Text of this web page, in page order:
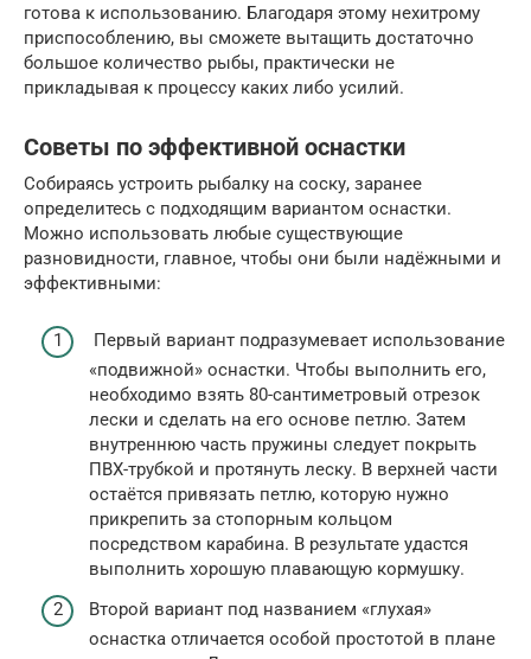
готова к использованию. Благодаря этому нехитрому
приспособлению, вы сможете вытащить достаточно
большое количество рыбы, практически не
прикладывая к процессу каких либо усилий.
Советы по эффективной оснастки
Собираясь устроить рыбалку на соску, заранее
определитесь с подходящим вариантом оснастки.
Можно использовать любые существующие
разновидности, главное, чтобы они были надёжными и
эффективными:
Первый вариант подразумевает использование
«подвижной» оснастки. Чтобы выполнить его,
необходимо взять 80-сантиметровый отрезок
лески и сделать на его основе петлю. Затем
внутреннюю часть пружины следует покрыть
ПВХ-трубкой и протянуть леску. В верхней части
остаётся привязать петлю, которую нужно
прикрепить за стопорным кольцом
посредством карабина. В результате удастся
выполнить хорошую плавающую кормушку.
Второй вариант под названием «глухая»
оснастка отличается особой простотой в плане